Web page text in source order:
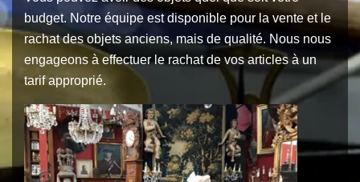
budget. Notre équipe est disponible pour la vente et le
rachat des objets anciens, mais de qualité. Nous nous
engageons à effectuer le rachat de vos articles à un
tarif approprié.